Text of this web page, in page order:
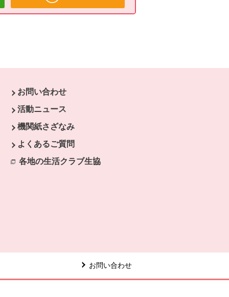
で開きます。
お問い合わせ
活動ニュース
機関紙さざなみ
よくあるご質問
各地の生活クラブ生協
お問い合わせ